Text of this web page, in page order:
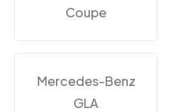
Coupe
Mercedes-Benz
GLA